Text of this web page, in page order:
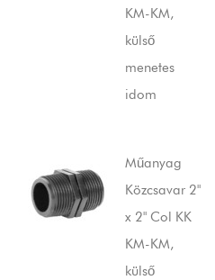
KM-KM,
külső
menetes
idom
Műanyag
Közcsavar 2"
x 2" Col KK
KM-KM,
külső